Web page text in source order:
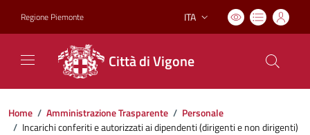
Regione Piemonte Lingua attiva:
ITA
Città di Vigone
Home / Amministrazione Trasparente / Personale
/ Incarichi conferiti e autorizzati ai dipendenti (dirigenti e non dirigenti)